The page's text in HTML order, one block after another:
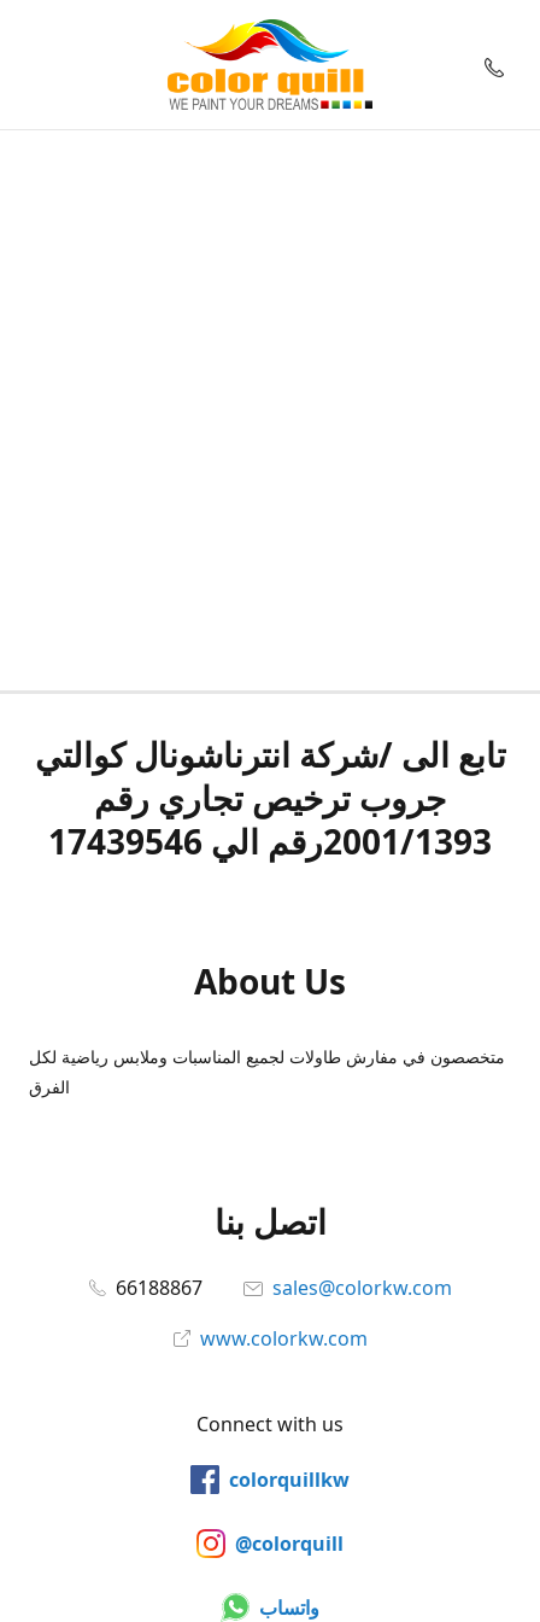
تابع الى /شركة انترناشونال كوالتي
جروب ترخيص تجاري رقم
2001/1393رقم الي 17439546
About Us
متخصصون في مفارش طاولات لجميع المناسبات وملابس رياضية لكل
الفرق
اتصل بنا
66188867
sales@colorkw.com
www.colorkw.com
Connect with us
colorquillkw
@colorquill
واتساب